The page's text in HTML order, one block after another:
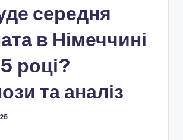
середня
в Німеччині
році?
та аналіз